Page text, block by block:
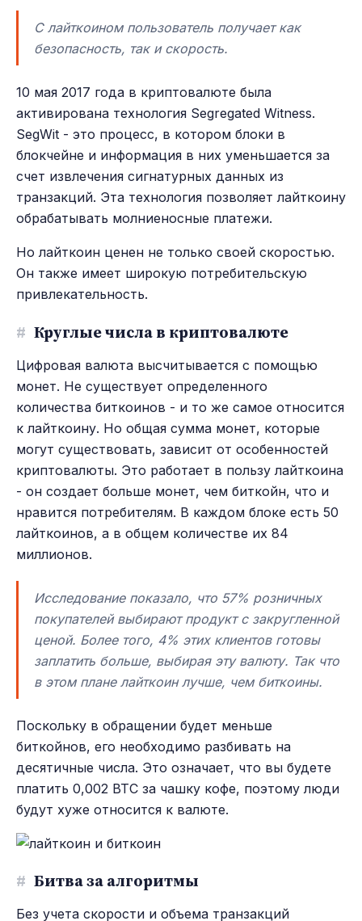
С лайткоином пользователь получает как
безопасность, так и скорость.
10 мая 2017 года в криптовалюте была
активирована технология Segregated Witness.
SegWit - это процесс, в котором блоки в
блокчейне и информация в них уменьшается за
счет извлечения сигнатурных данных из
транзакций. Эта технология позволяет лайткоину
обрабатывать молниеносные платежи.
Но лайткоин ценен не только своей скоростью.
Он также имеет широкую потребительскую
привлекательность.
# Круглые числа в криптовалюте
Цифровая валюта высчитывается с помощью
монет. Не существует определенного
количества биткоинов - и то же самое относится
к лайткоину. Но общая сумма монет, которые
могут существовать, зависит от особенностей
криптовалюты. Это работает в пользу лайткоина
- он создает больше монет, чем биткойн, что и
нравится потребителям. В каждом блоке есть 50
лайткоинов, а в общем количестве их 84
миллионов.
Исследование показало, что 57% розничных
покупателей выбирают продукт с закругленной
ценой. Более того, 4% этих клиентов готовы
заплатить больше, выбирая эту валюту. Так что
в этом плане лайткоин лучше, чем биткоины.
Поскольку в обращении будет меньше
биткойнов, его необходимо разбивать на
десятичные числа. Это означает, что вы будете
платить 0,002 BTC за чашку кофе, поэтому люди
будут хуже относится к валюте.
# Битва за алгоритмы
Без учета скорости и объема транзакций